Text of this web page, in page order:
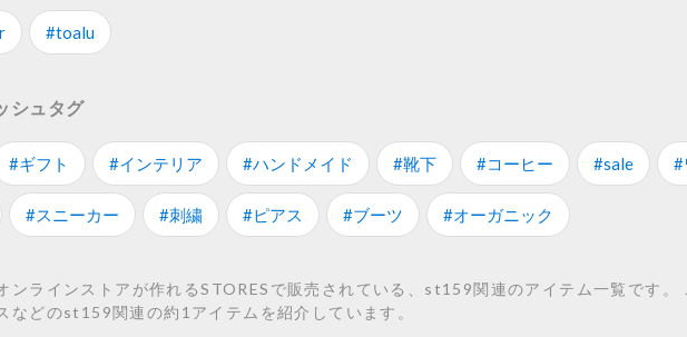
#toalu
シュタグ
#ギフト #インテリア #ハンドメイド #靴下 #コーヒー #sale #
#スニーカー #刺繍 #ピアス #ブーツ #オーガニック
ンラインストアが作れるSTORESで販売されている、st159関連のアイテム一覧です
などのst159関連の約1アイテムを紹介しています。